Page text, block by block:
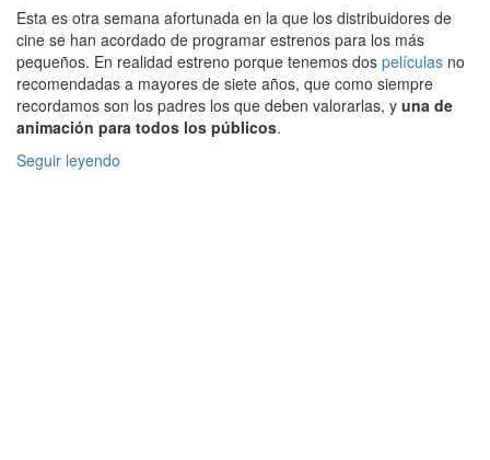
Esta es otra semana afortunada en la que los distribuidores de
cine se han acordado de programar estrenos para los más
pequeños. En realidad estreno porque tenemos dos películas no
recomendadas a mayores de siete años, que como siempre
recordamos son los padres los que deben valorarlas, y una de
animación para todos los públicos.
Seguir leyendo